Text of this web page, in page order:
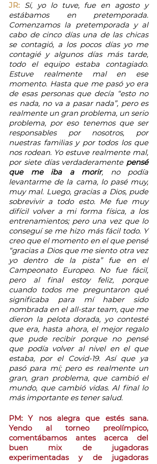
JR: Sí, yo lo tuve, fue en agosto y
estábamos en pretemporada.
Comenzamos la pretemporada y al
cabo de cinco días una de las chicas
se contagió, a los pocos días yo me
contagié y algunos días más tarde,
todo el equipo estaba contagiado.
Estuve realmente mal en ese
momento. Hasta que me pasó yo era
de esas personas que decía “esto no
es nada, no va a pasar nada”, pero es
realmente un gran problema, un serio
problema, por eso tenemos que ser
responsables por nosotros, por
nuestras familias y por todos los que
nos rodean. Yo estuve realmente mal,
por siete días verdaderamente pensé
que me iba a morir, no podía
levantarme de la cama, lo pasé muy,
muy mal. Luego, gracias a Dios, pude
sobrevivir a todo esto. Me fue muy
difícil volver a mi forma física, a los
entrenamientos; pero una vez que lo
conseguí se me hizo más fácil todo. Y
creo que el momento en el que pensé
“gracias a Dios que me siento otra vez
yo dentro de la pista” fue en el
Campeonato Europeo. No fue fácil,
pero al final estoy feliz, porque
cuando todos me preguntaron qué
significaba para mí haber sido
nombrada en el all-star team, que me
dieron la pelota dorada, yo contesté
que era, hasta ahora, el mejor regalo
que pude recibir porque no pensé
que podía volver al nivel en el que
estaba, por el Covid-19. Así que ya
pasó para mí; pero es realmente un
gran, gran problema, que cambió el
mundo, que cambió vidas. Al final lo
más importante es tener salud.
PM: Y nos alegra que estés sana.
Yendo al torneo preolímpico,
comentábamos antes acerca del
buen mix de jugadoras
experimentadas y de jugadoras